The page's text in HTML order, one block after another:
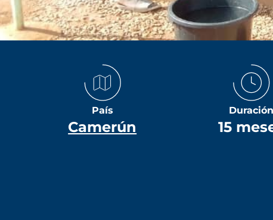
País
Camerún
Duración
15